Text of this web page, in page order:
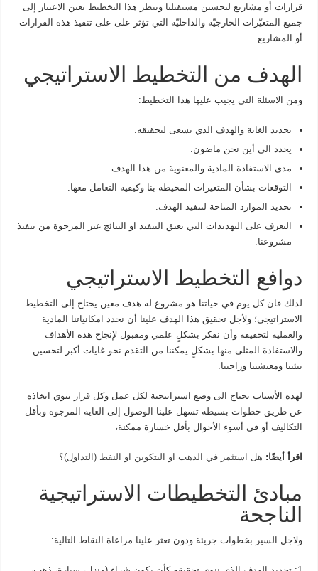
قرارات أو مشاريع لتحسين مستقبلنا وينظر هذا التخطيط بعين الاعتبار إلى
جميع المتغيّرات الخارجيّة والداخليّة التي تؤثر على على تنفيذ هذه القرارات
أو المشاريع.
الهدف من التخطيط الاستراتيجي
ومن الاسئلة التي يجيب عليها هذا التخطيط:
تحديد الغاية والهدف الذي نسعى لتحقيقه.
يحدد الى أين نحن ماضون.
مدى الاستفادة المادية والمعنوية من هذا الهدف.
التوقعات بشأن المتغيرات المحيطة بنا وكيفية التعامل معها.
تحديد الموارد المتاحة لتنفيذ الهدف.
التعرف على التهديدات التي تعيق التنفيذ او النتائج غير المرجوة من تنفيذ
مشروعنا.
دوافع التخطيط الاستراتيجي
لذلك فان كل يوم في حياتنا هو مشروع له هدف معين يحتاج إلى التخطيط
الاستراتيجي؛ ولأجل تحقيق هذا الهدف علينا أن نحدد امكانياتنا المادية
والعملية لتحقيقه وأن نفكر بشكلٍ علمي ومقبول لإنجاح هذه الأهداف
والاستفادة المثلى منها بشكلٍ يمكننا من التقدم نحو غايات أكبر لتحسين
بيئتنا ومعيشتنا وراحتنا.
لهذه الأسباب نحتاج الى وضع استراتيجية لكل عمل وكل قرار ننوي اتخاذه
عن طريق خطوات بسيطة تسهل علينا الوصول إلى الغاية المرجوة وبأقل
التكاليف أو في أسوء الأحوال بأقل خسارة ممكنة،
اقرأ أيضًا: هل استثمر في الذهب او البتكوين او النفط (التداول)؟
مبادئ التخطيطات الاستراتيجية
الناجحة
ولاجل السير بخطوات جريئة ودون تعثر علينا مراعاة النقاط التالية: